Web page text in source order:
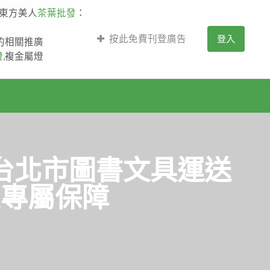
方美人 茶葉批發 ：
相關推廣
,複金屬燈
按此免費刊登廣告 登入
北市圖書文具運送
屬保障